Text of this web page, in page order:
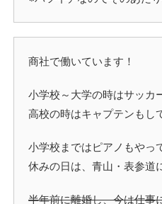
商社で働いています！
小学校～大学の時はサッカ
高校の時はキャプテンもし
小学校まではピアノもやっ
休みの日は、青山・表参道
半年前に離婚し、今は仕事